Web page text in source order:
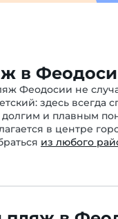
в
Феодосии не
здесь всегда
долгим и плавным
в центре
из любого